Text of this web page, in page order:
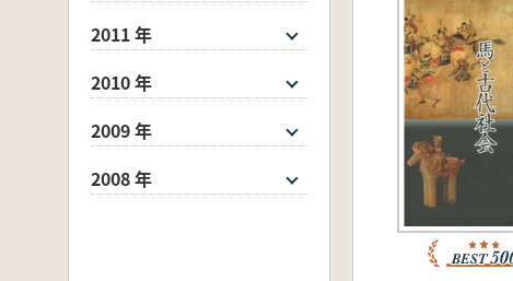
2011 年
2010 年
2009 年
2008 年